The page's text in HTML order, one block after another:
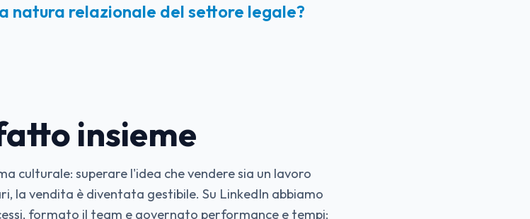
natura relazionale del settore legale?
insieme
culturale: superare l'idea che vendere sia un lavoro
la vendita è diventata gestibile. Su LinkedIn abbiamo
formato il team e governato performance e tempi: